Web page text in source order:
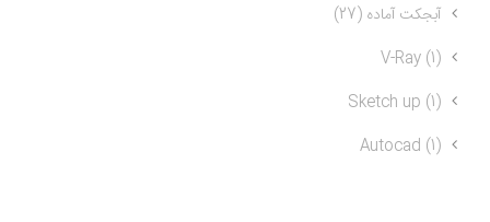
آبجکت آماده (27)
V-Ray (1)
Sketch up (1)
Autocad (1)